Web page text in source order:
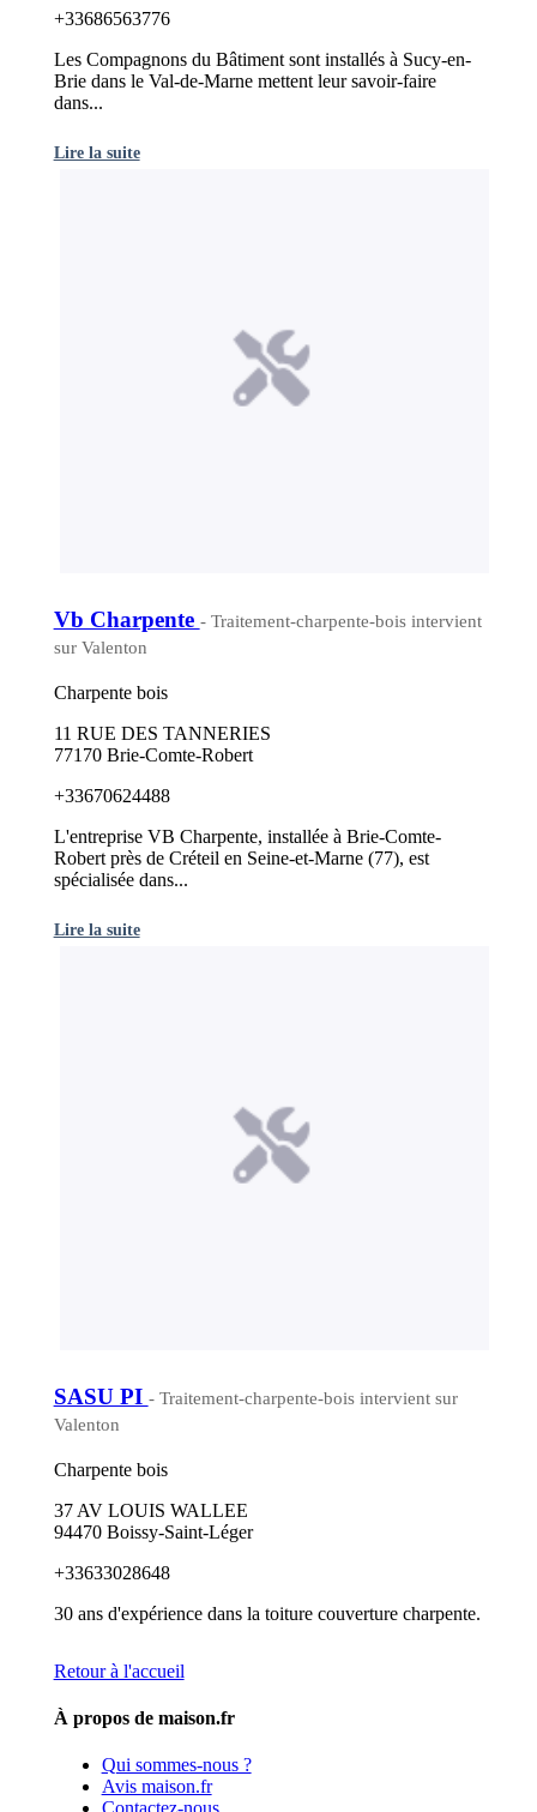
+33686563776
Les Compagnons du Bâtiment sont installés à Sucy-en-
Brie dans le Val-de-Marne mettent leur savoir-faire
dans...
Lire la suite
Vb Charpente - Traitement-charpente-bois intervient
sur Valenton
Charpente bois
11 RUE DES TANNERIES
77170 Brie-Comte-Robert
+33670624488
L'entreprise VB Charpente, installée à Brie-Comte-
Robert près de Créteil en Seine-et-Marne (77), est
spécialisée dans...
Lire la suite
SASU PI - Traitement-charpente-bois intervient sur
Valenton
Charpente bois
37 AV LOUIS WALLEE
94470 Boissy-Saint-Léger
+33633028648
30 ans d'expérience dans la toiture couverture charpente.
Retour à l'accueil
À propos de maison.fr
Qui sommes-nous ?
Avis maison.fr